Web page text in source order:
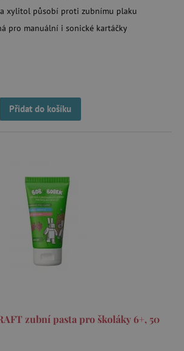
xylitol působí proti zubnímu plaku
pro manuální i sonické kartáčky
Přidat do košíku
zubní pasta pro školáky 6+, 50